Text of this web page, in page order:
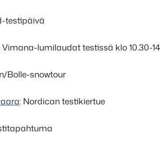
testipäivä
Vimana-lumilaudat testissä klo 10.30-
Bolle-snowtour
: Nordican testikiertue